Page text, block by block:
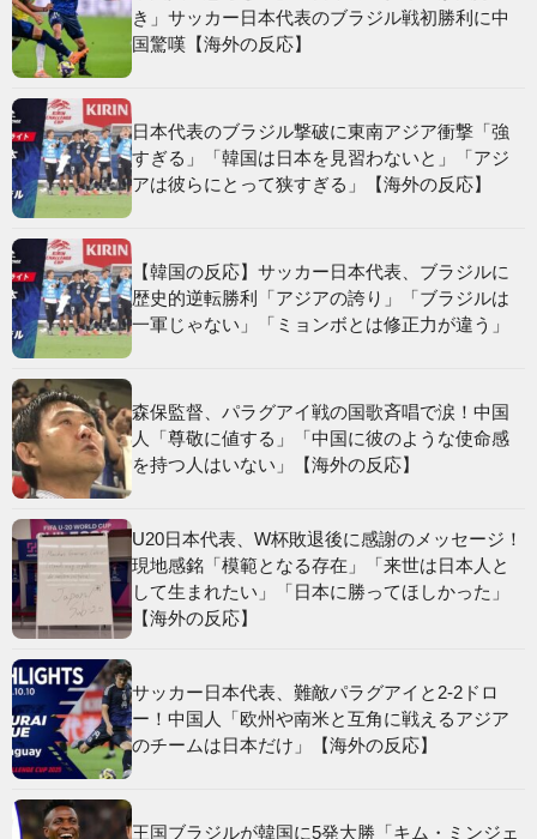
き」サッカー日本代表のブラジル戦初勝利に中
国驚嘆【海外の反応】
日本代表のブラジル撃破に東南アジア衝撃「強
すぎる」「韓国は日本を見習わないと」「アジ
アは彼らにとって狭すぎる」【海外の反応】
【韓国の反応】サッカー日本代表、ブラジルに
歴史的逆転勝利「アジアの誇り」「ブラジルは
一軍じゃない」「ミョンボとは修正力が違う」
森保監督、パラグアイ戦の国歌斉唱で涙！中国
人「尊敬に値する」「中国に彼のような使命感
を持つ人はいない」【海外の反応】
U20日本代表、W杯敗退後に感謝のメッセージ！
現地感銘「模範となる存在」「来世は日本人と
して生まれたい」「日本に勝ってほしかった」
【海外の反応】
サッカー日本代表、難敵パラグアイと2-2ドロ
ー！中国人「欧州や南米と互角に戦えるアジア
のチームは日本だけ」【海外の反応】
王国ブラジルが韓国に5発大勝「キム・ミンジェ